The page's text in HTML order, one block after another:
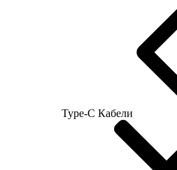
Type-C Кабели